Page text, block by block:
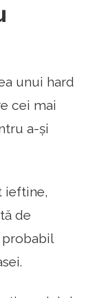
unui hard
cei mai
a-și
ieftine,
de
probabil